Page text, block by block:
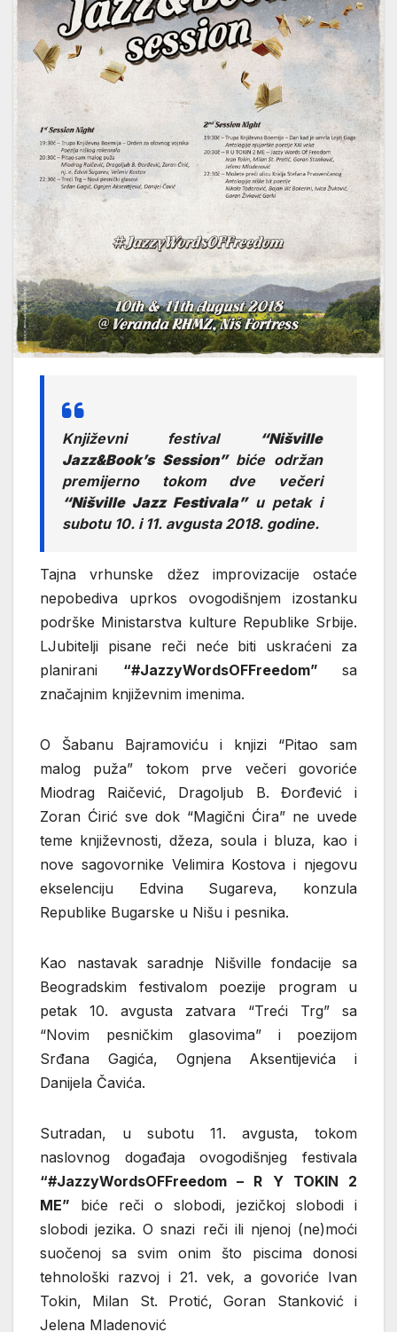
Književni festival
“Nišville
Jazz&Book’s Session”biće održan
premijerno tokom dve večeri
“Nišville Jazz Festivala”u petak i
subotu 10. i 11. avgusta 2018. godine.
Tajna vrhunske džez improvizacije ostaće
nepobediva uprkos ovogodišnjem izostanku
podrške Ministarstva kulture Republike Srbije.
LJubitelji pisane reči neće biti uskraćeni za
planirani “#JazzyWordsOFFreedom” sa
značajnim književnim imenima.
O Šabanu Bajramoviću i knjizi “Pitao sam
malog puža” tokom prve večeri govoriće
Miodrag Raičević, Dragoljub B. Đorđević i
Zoran Ćirić sve dok “Magični Ćira” ne uvede
teme književnosti, džeza, soula i bluza, kao i
nove sagovornike Velimira Kostova i njegovu
ekselenciju Edvina Sugareva, konzula
Republike Bugarske u Nišu i pesnika.
Kao nastavak saradnje Nišville fondacije sa
Beogradskim festivalom poezije program u
petak 10. avgusta zatvara “Treći Trg” sa
“Novim pesničkim glasovima” i poezijom
Srđana Gagića, Ognjena Aksentijevića i
Danijela Čavića.
Sutradan, u subotu 11. avgusta, tokom
naslovnog događaja ovogodišnjeg festivala
“#JazzyWordsOFFreedom – R Y TOKIN 2
ME” biće reči o slobodi, jezičkoj slobodi i
slobodi jezika. O snazi reči ili njenoj (ne)moći
suočenoj sa svim onim što piscima donosi
tehnološki razvoj i 21. vek, a govoriće Ivan
Tokin, Milan St. Protić, Goran Stanković i
Jelena Mladenović